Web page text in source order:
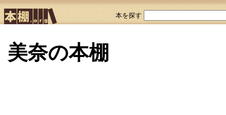
本を探す
美奈の本棚